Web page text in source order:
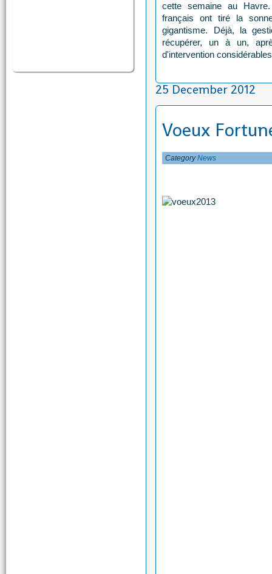
cette semaine au
français ont tiré la
gigantisme. Déjà, la
récupérer, un à un,
d'intervention
25 December 2012
Voeux
CategoryNews